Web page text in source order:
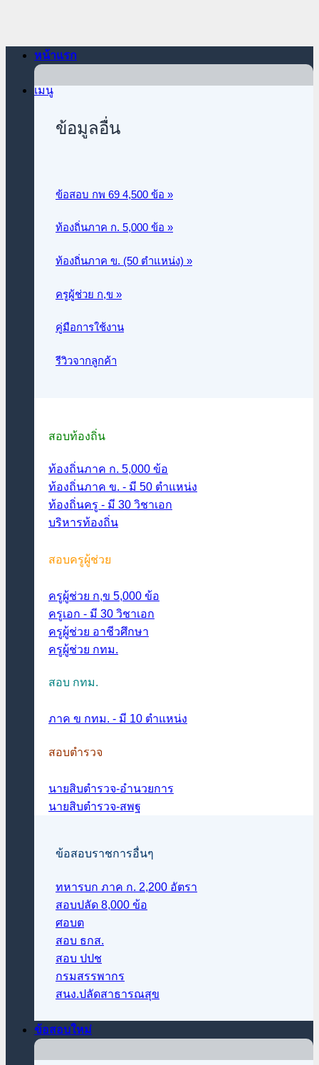
ยัง
เนื้อหา
เมนู
หน้าแรก
ข้อมูลอื่น
ข้อสอบ กพ 69 4,500 ข้อ »
ท้องถิ่นภาค ก. 5,000 ข้อ »
ท้องถิ่นภาค ข. (50 ตำแหน่ง) »
ครูผู้ช่วย ก,ข »
คู่มือการใช้งาน
รีวิวจากลูกค้า
สอบท้องถิ่น
ท้องถิ่นภาค ก. 5,000 ข้อ
ท้องถิ่นภาค ข. - มี 50 ตำแหน่ง
ท้องถิ่นครู - มี 30 วิชาเอก
บริหารท้องถิ่น
สอบครูผู้ช่วย
ครูผู้ช่วย ก,ข 5,000 ข้อ
ครูเอก - มี 30 วิชาเอก
ครูผู้ช่วย อาชีวศึกษา
ครูผู้ช่วย กทม.
สอบ กทม.
ภาค ข กทม. - มี 10 ตำแหน่ง
สอบตำรวจ
นายสิบตำรวจ-อำนวยการ
นายสิบตำรวจ-สพฐ
ข้อสอบราชการอื่นๆ
ทหารบก ภาค ก. 2,200 อัตรา
สอบปลัด 8,000 ข้อ
ศอบต
สอบ ธกส.
สอบ ปปช
กรมสรรพากร
สนง.ปลัดสาธารณสุข
ข้อสอบใหม่